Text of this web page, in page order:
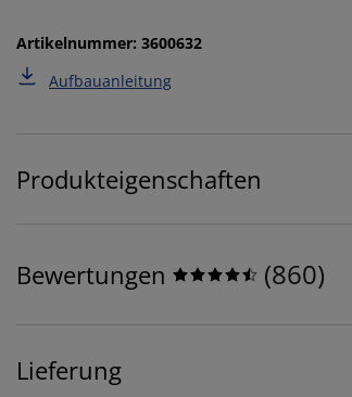
Artikelnummer: 3600632
Aufbauanleitung
Produkteigenschaften
Bewertungen (860)
Lieferung